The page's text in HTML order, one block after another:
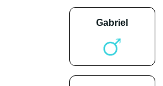
gabriel